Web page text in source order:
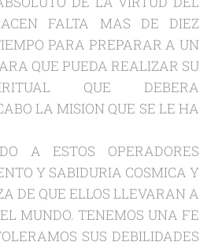
FALTA MAS DE DIEZ
PARA PREPARAR A UN
QUE PUEDA REALIZAR SU
QUE DEBERA
LA MISION QUE SE LE HA
A ESTOS OPERADORES
Y SABIDURIA COSMICA Y
DE QUE ELLOS LLEVARAN A
MUNDO. TENEMOS UNA FE
SUS DEBILIDADES